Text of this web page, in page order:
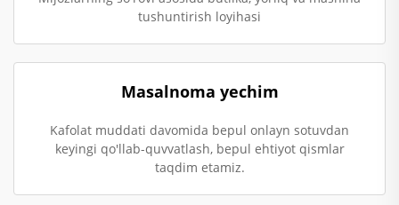
tushuntirish loyihasi
Masalnoma yechim
Kafolat muddati davomida bepul onlayn sotuvdan
keyingi qo'llab-quvvatlash, bepul ehtiyot qismlar
taqdim etamiz.